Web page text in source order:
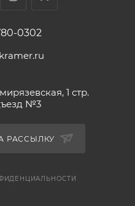
0302
1 стр.
№3
РАССЫЛКУ